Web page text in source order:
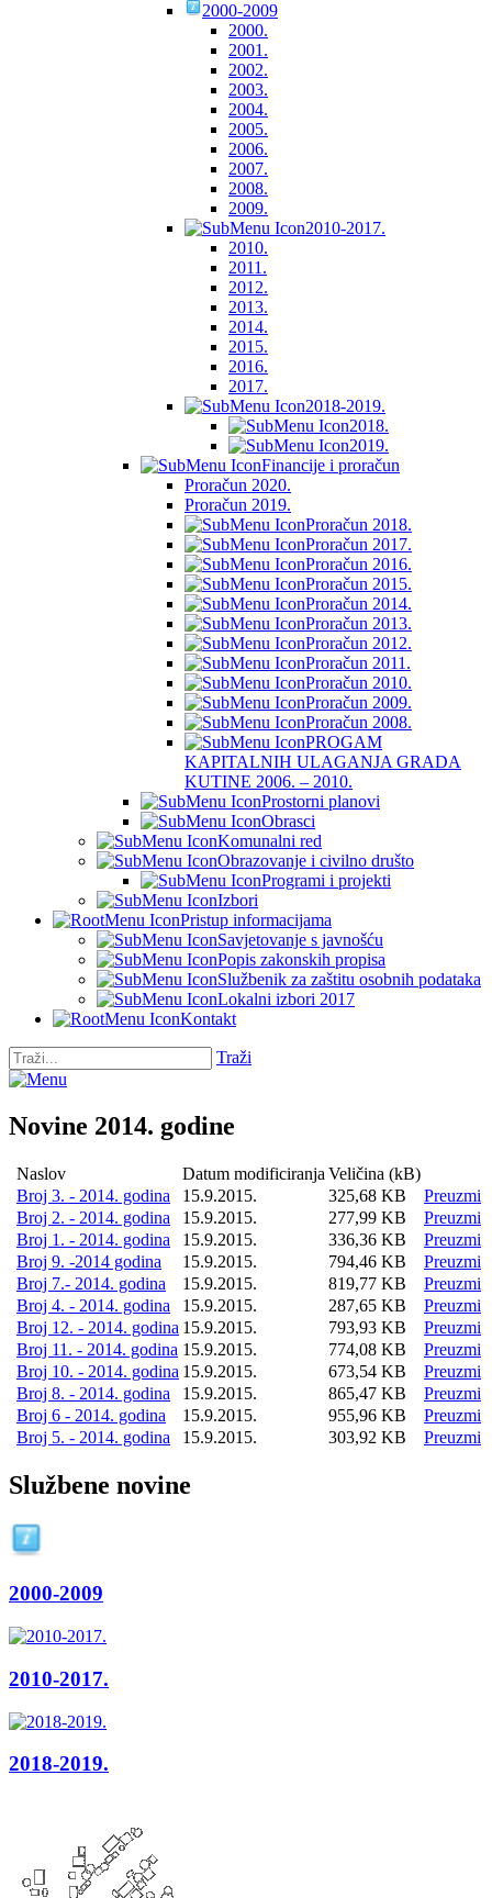
2000-2009
2000.
2001.
2002.
2003.
2004.
2005.
2006.
2007.
2008.
2009.
2010-2017.
2010.
2011.
2012.
2013.
2014.
2015.
2016.
2017.
2018-2019.
2018.
2019.
Financije i proračun
Proračun 2020.
Proračun 2019.
Proračun 2018.
Proračun 2017.
Proračun 2016.
Proračun 2015.
Proračun 2014.
Proračun 2013.
Proračun 2012.
Proračun 2011.
Proračun 2010.
Proračun 2009.
Proračun 2008.
PROGAM
KAPITALNIH ULAGANJA GRADA
KUTINE 2006. – 2010.
Prostorni planovi
Obrasci
Komunalni red
Obrazovanje i civilno društo
Programi i projekti
Izbori
Pristup informacijama
Savjetovanje s javnošću
Popis zakonskih propisa
Službenik za zaštitu osobnih podataka
Lokalni izbori 2017
Kontakt
Traži
Novine 2014. godine
Naslov Datum modificiranja Veličina (kB)
Broj 3. - 2014. godina
15.9.2015. 325,68 KB
Preuzmi
Broj 2. - 2014. godina
15.9.2015. 277,99 KB
Preuzmi
Broj 1. - 2014. godina
15.9.2015. 336,36 KB
Preuzmi
Broj 9. -2014 godina
15.9.2015. 794,46 KB
Preuzmi
Broj 7.- 2014. godina
15.9.2015. 819,77 KB
Preuzmi
Broj 4. - 2014. godina
15.9.2015. 287,65 KB
Preuzmi
Broj 12. - 2014. godina 15.9.2015. 793,93 KB
Preuzmi
Broj 11. - 2014. godina 15.9.2015. 774,08 KB
Preuzmi
Broj 10. - 2014. godina 15.9.2015. 673,54 KB
Preuzmi
Broj 8. - 2014. godina
15.9.2015. 865,47 KB
Preuzmi
Broj 6 - 2014. godina
15.9.2015. 955,96 KB
Preuzmi
Broj 5. - 2014. godina
15.9.2015. 303,92 KB Preuzmi
Službene novine
2000-2009
2010-2017.
2018-2019.